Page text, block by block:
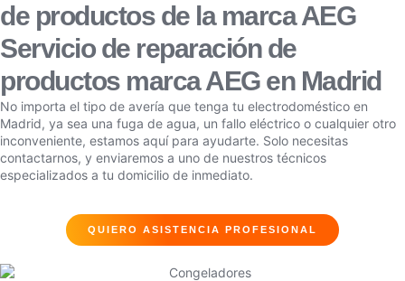
de productos de la marca AEG
Servicio de reparación de
productos marca AEG en Madrid
No importa el tipo de avería que tenga tu electrodoméstico en
Madrid, ya sea una fuga de agua, un fallo eléctrico o cualquier otro
inconveniente, estamos aquí para ayudarte. Solo necesitas
contactarnos, y enviaremos a uno de nuestros técnicos
especializados a tu domicilio de inmediato.
QUIERO ASISTENCIA PROFESIONAL